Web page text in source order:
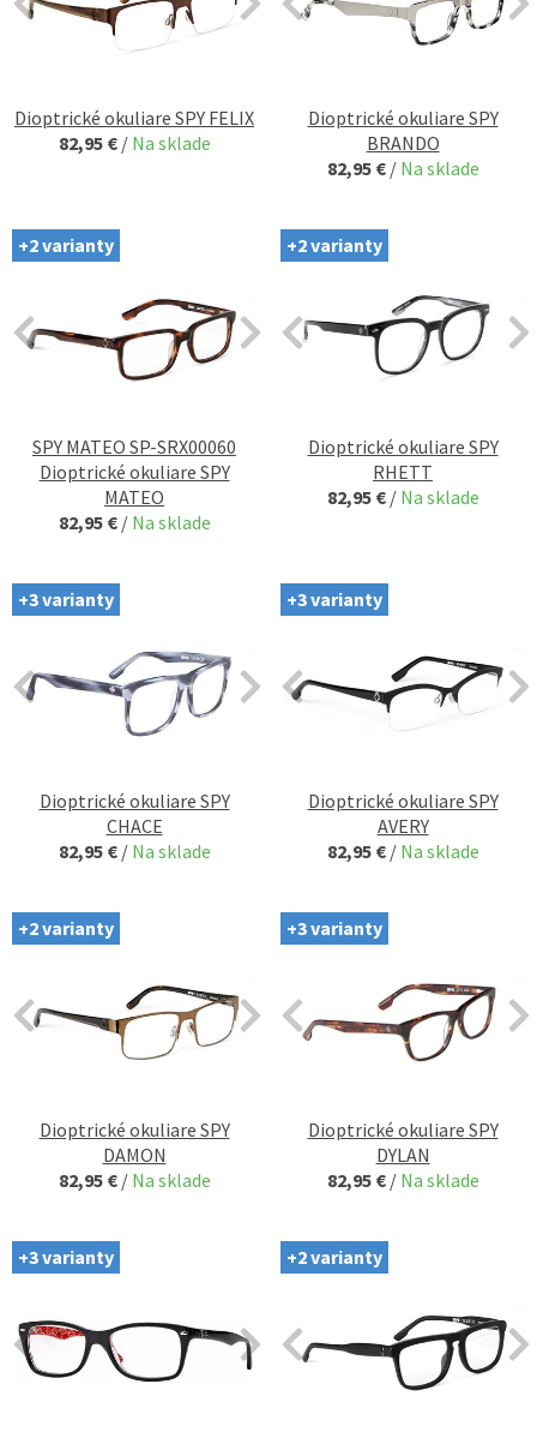
Dioptrické okuliare SPY FELIX
82,95 € / Na sklade
Dioptrické okuliare SPY
BRANDO
82,95 € / Na sklade
+2 varianty
SPY MATEO SP-SRX00060
Dioptrické okuliare SPY
MATEO
82,95 € / Na sklade
+2 varianty
Dioptrické okuliare SPY
RHETT
82,95 € / Na sklade
+3 varianty
Dioptrické okuliare SPY
CHACE
82,95 € / Na sklade
+3 varianty
Dioptrické okuliare SPY
AVERY
82,95 € / Na sklade
+2 varianty
Dioptrické okuliare SPY
DAMON
82,95 € / Na sklade
+3 varianty
Dioptrické okuliare SPY
DYLAN
82,95 € / Na sklade
+3 varianty +2 varianty